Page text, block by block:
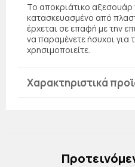
Το αποκριάτικο αξεσουάρ
κατασκευασμένο από
έρχεται σε επαφή με την
να παραμένετε ήσυχοι για
χρησιμοποιείτε.
Χαρακτηριστικά